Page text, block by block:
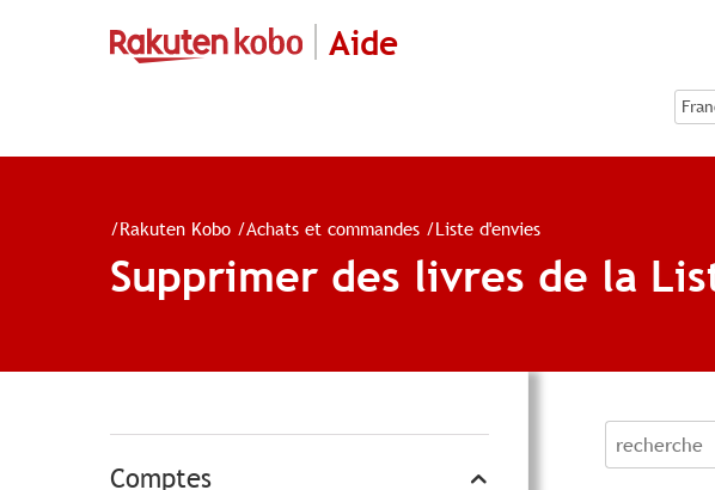
Aide
/Rakuten Kobo /Achats et commandes /Liste d'envies
Supprimer des livres de la
Comptes
recherche